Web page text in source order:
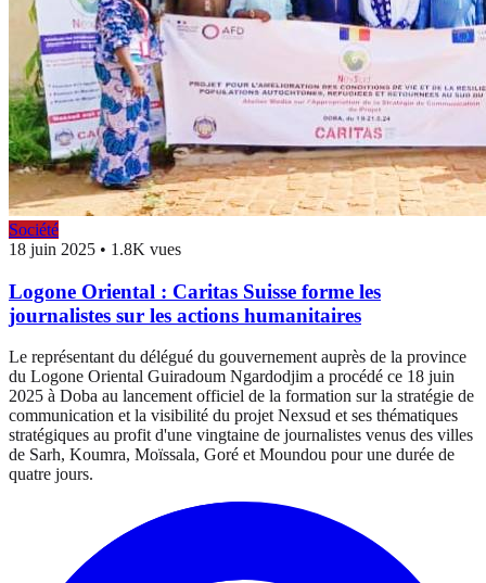
Société
18 juin 2025 • 1.8K vues
Logone Oriental : Caritas Suisse forme les
journalistes sur les actions humanitaires
Le représentant du délégué du gouvernement auprès de la province
du Logone Oriental Guiradoum Ngardodjim a procédé ce 18 juin
2025 à Doba au lancement officiel de la formation sur la stratégie de
communication et la visibilité du projet Nexsud et ses thématiques
stratégiques au profit d'une vingtaine de journalistes venus des villes
de Sarh, Koumra, Moïssala, Goré et Moundou pour une durée de
quatre jours.